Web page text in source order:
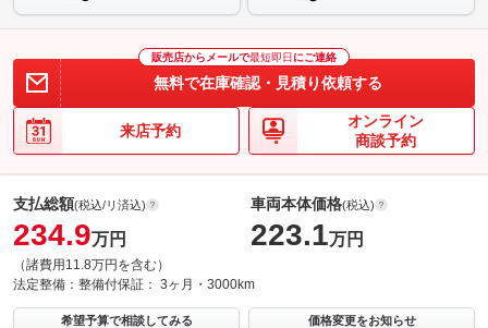
販売店からメールで最短即日 にご連絡
無料で在庫確認・見積り依頼する
来店予約
オンライン
商談予約
支払総額(税込/リ済込)
234.9万円
（諸費用11.8万円を含む）
車両本体価格(税込)
223.1万円
法定整備： 整備付保証： 3ヶ月・3000km
希望予算で相談してみる 価格変更をお知らせ